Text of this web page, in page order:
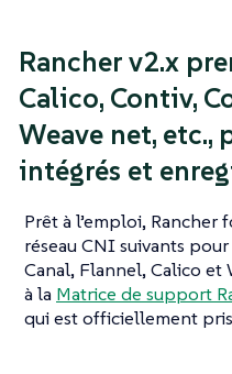
Rancher v2.x
Calico, Contiv,
Weave net, etc.,
intégrés et
Prêt à l’emploi, Rancher
réseau CNI suivants
Canal, Flannel, Calico et
à la Matrice de support
qui est officiellement